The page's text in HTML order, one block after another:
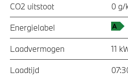
CO2 uitstoot 0 g/
Energielabel
Laadvermogen 11
Laadtijd